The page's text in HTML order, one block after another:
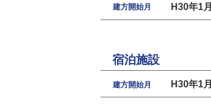
建方開始月 H30年1月
宿泊施設
建方開始月 H30年1月